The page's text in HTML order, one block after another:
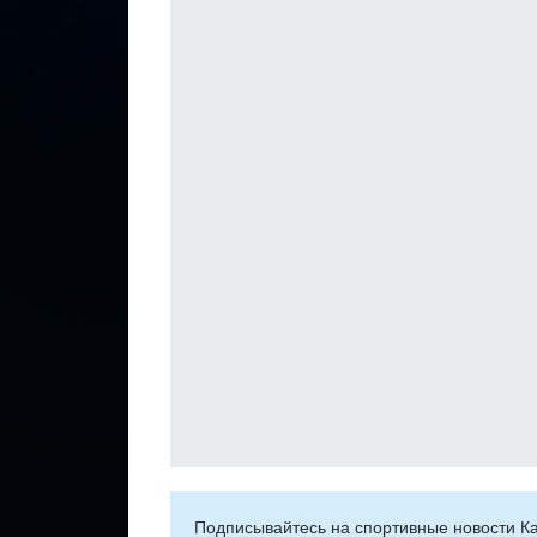
Подписывайтесь на cпортивные новости